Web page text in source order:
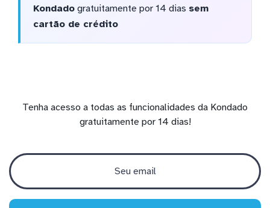
Kondadogratuitamente por 14 dias sem
cartão de crédito
Tenha acesso a todas as funcionalidades da Kondado
gratuitamente por 14 dias!